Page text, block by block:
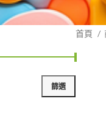
篩選
首頁